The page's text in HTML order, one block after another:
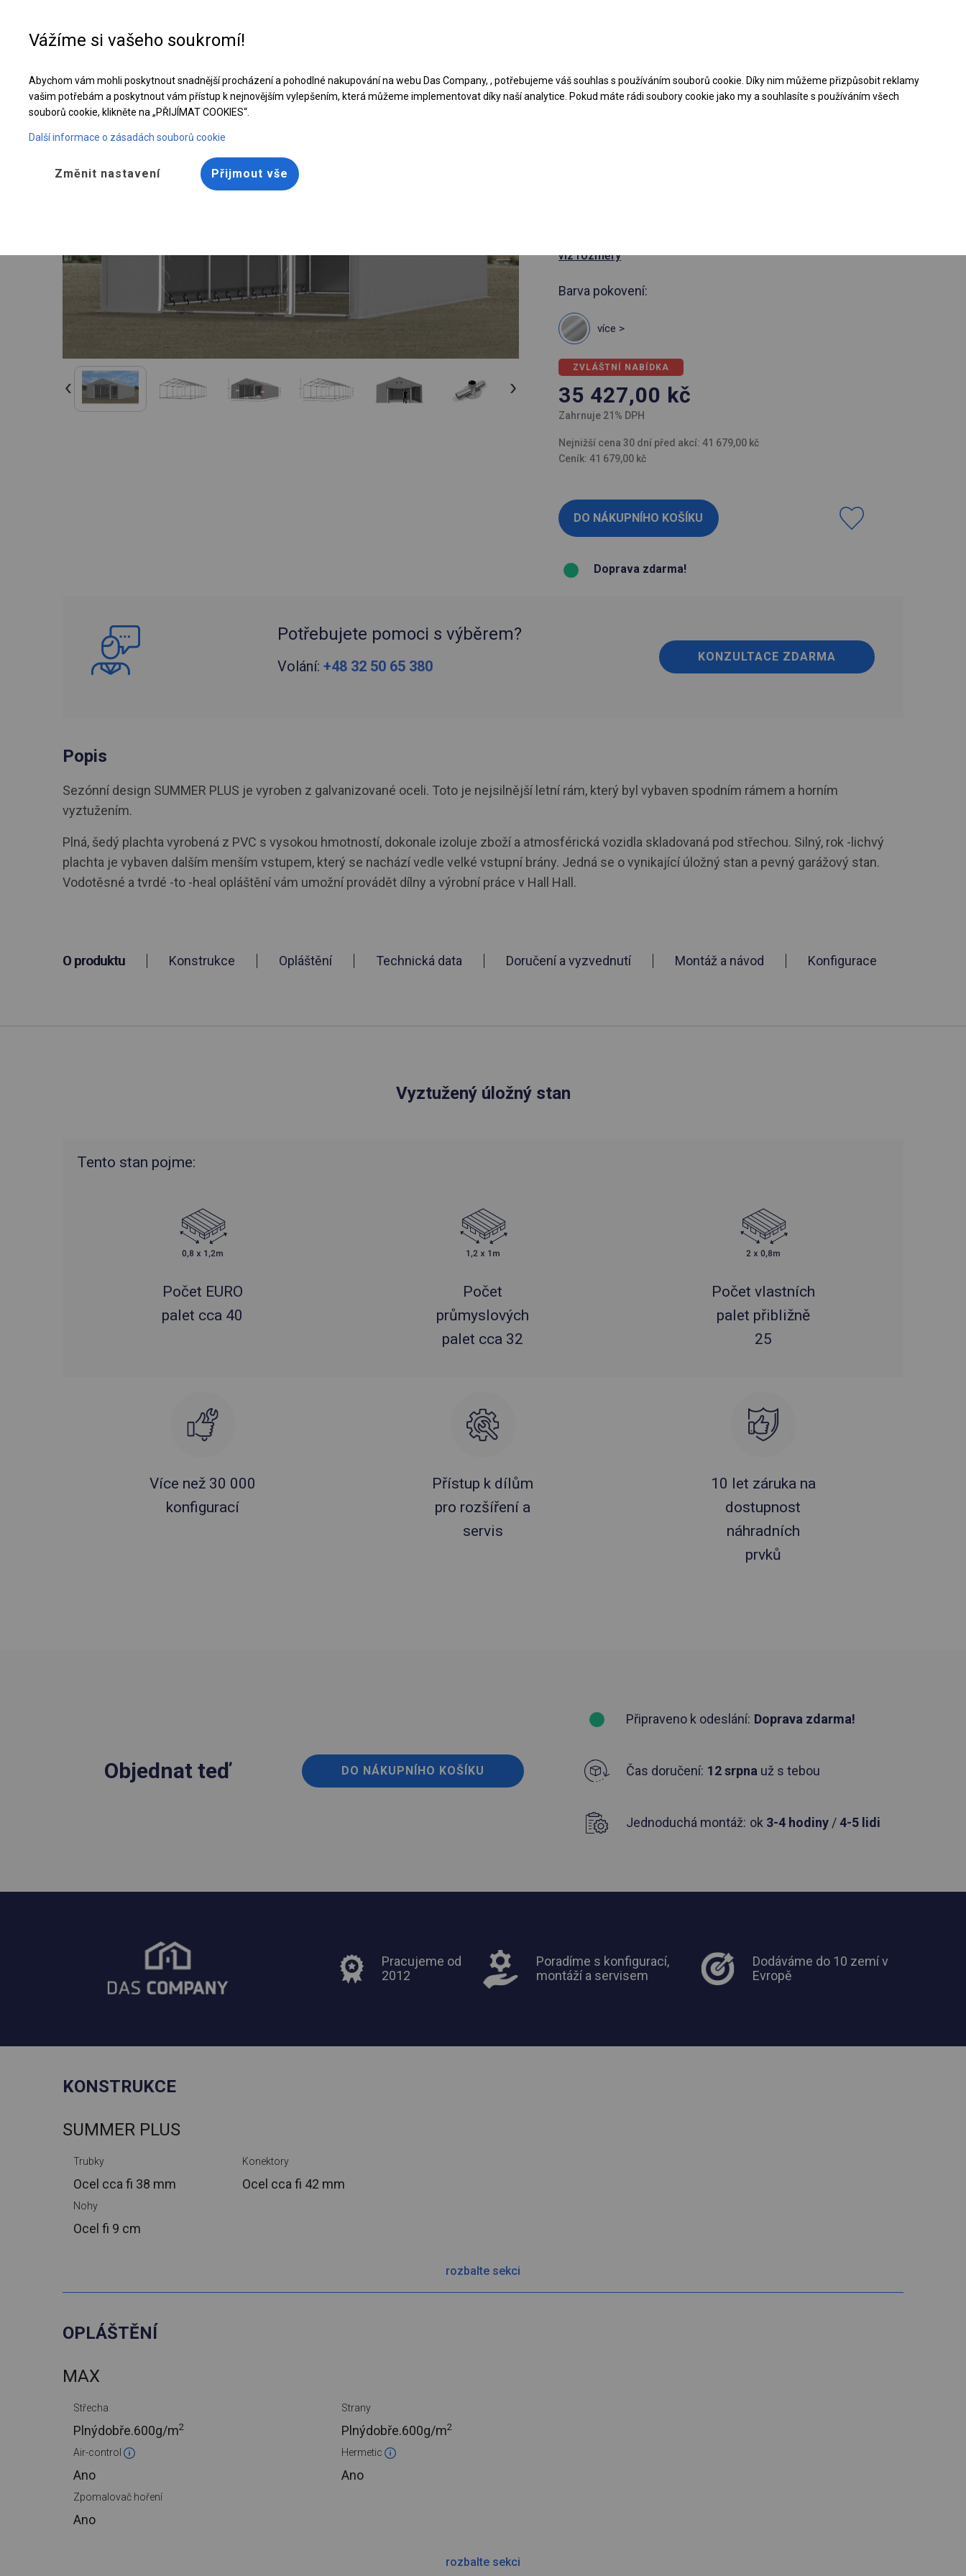
Vyztužený úložný stan | 4x10 m Stáhněte si nabídku PDF
viz rozměry
Barva pokovení:
více >
ZVLÁŠTNÍ NABÍDKA
35 427,00 kč
Zahrnuje 21% DPH
Nejnižší cena 30 dní před akcí: 41 679,00 kč
Ceník: 41 679,00 kč
Doprava zdarma!
Potřebujete pomoci s výběrem?
Volání: +48 32 50 65 380
KONZULTACE ZDARMA
Popis
Sezónní design SUMMER PLUS je vyroben z galvanizované oceli. Toto je nejsilnější letní rám, který byl vybaven spodním rámem a horním
vyztužením.
Plná, šedý plachta vyrobená z PVC s vysokou hmotností, dokonale izoluje zboží a atmosférická vozidla skladovaná pod střechou. Silný, rok -lichvý
plachta je vybaven dalším menším vstupem, který se nachází vedle velké vstupní brány. Jedná se o vynikající úložný stan a pevný garážový stan.
Vodotěsné a tvrdé -to -heal opláštění vám umožní provádět dílny a výrobní práce v Hall Hall.
O produktu Konstrukce Opláštění Technická data Doručení a vyzvednutí Montáž a návod Konfigurace
Vyztužený úložný stan
Tento stan pojme:
Počet EURO
palet cca 40
Počet
průmyslových
palet cca 32
Počet vlastních
palet přibližně
25
Více než 30 000
konfigurací
Přístup k dílům
pro rozšíření a
servis
10 let záruka na
dostupnost
náhradních
prvků
Objednat teď DO NÁKUPNÍHO KOŠÍKU
Připraveno k odeslání: Doprava zdarma!
Čas doručení: 12 srpna už s tebou
Jednoduchá montáž: ok 3-4 hodiny/4-5 lidi
Pracujeme od
2012
Poradíme s konfigurací,
montáží a servisem
Dodáváme do 10 zemí v
Evropě
KONSTRUKCE
SUMMER PLUS
Trubky
Ocel cca fi 38 mm
Konektory
Ocel cca fi 42 mm
Nohy
Ocel fi 9 cm
rozbalte sekci
OPLÁŠTĚNÍ
MAX
Střecha
Plnýdobře.600g/m2
Strany
Plnýdobře.600g/m2
Air-control
Ano
Hermetic
Ano
Zpomalovač hoření
Ano
rozbalte sekci
Vážíme si vašeho soukromí!
Abychom vám mohli poskytnout snadnější procházení a pohodlné nakupování na webu Das Company, , potřebujeme váš souhlas s používáním souborů cookie. Díky nim můžeme přizpůsobit reklamy
vašim potřebám a poskytnout vám přístup k nejnovějším vylepšením, která můžeme implementovat díky naší analytice. Pokud máte rádi soubory cookie jako my a souhlasíte s používáním všech
souborů cookie, klikněte na „PŘIJÍMAT COOKIES“.
Další informace o zásadách souborů cookie
Změnit nastavení Přijmout vše